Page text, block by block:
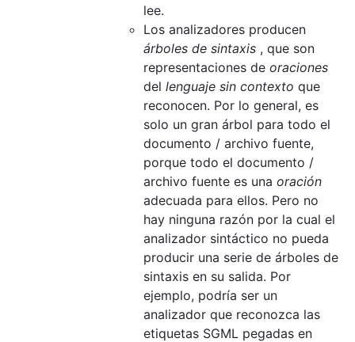
lee.
Los analizadores producen
árboles de sintaxis , que son
representaciones de oraciones
del lenguaje sin contexto que
reconocen. Por lo general, es
solo un gran árbol para todo el
documento / archivo fuente,
porque todo el documento /
archivo fuente es una oración
adecuada para ellos. Pero no
hay ninguna razón por la cual el
analizador sintáctico no pueda
producir una serie de árboles de
sintaxis en su salida. Por
ejemplo, podría ser un
analizador que reconozca las
etiquetas SGML pegadas en